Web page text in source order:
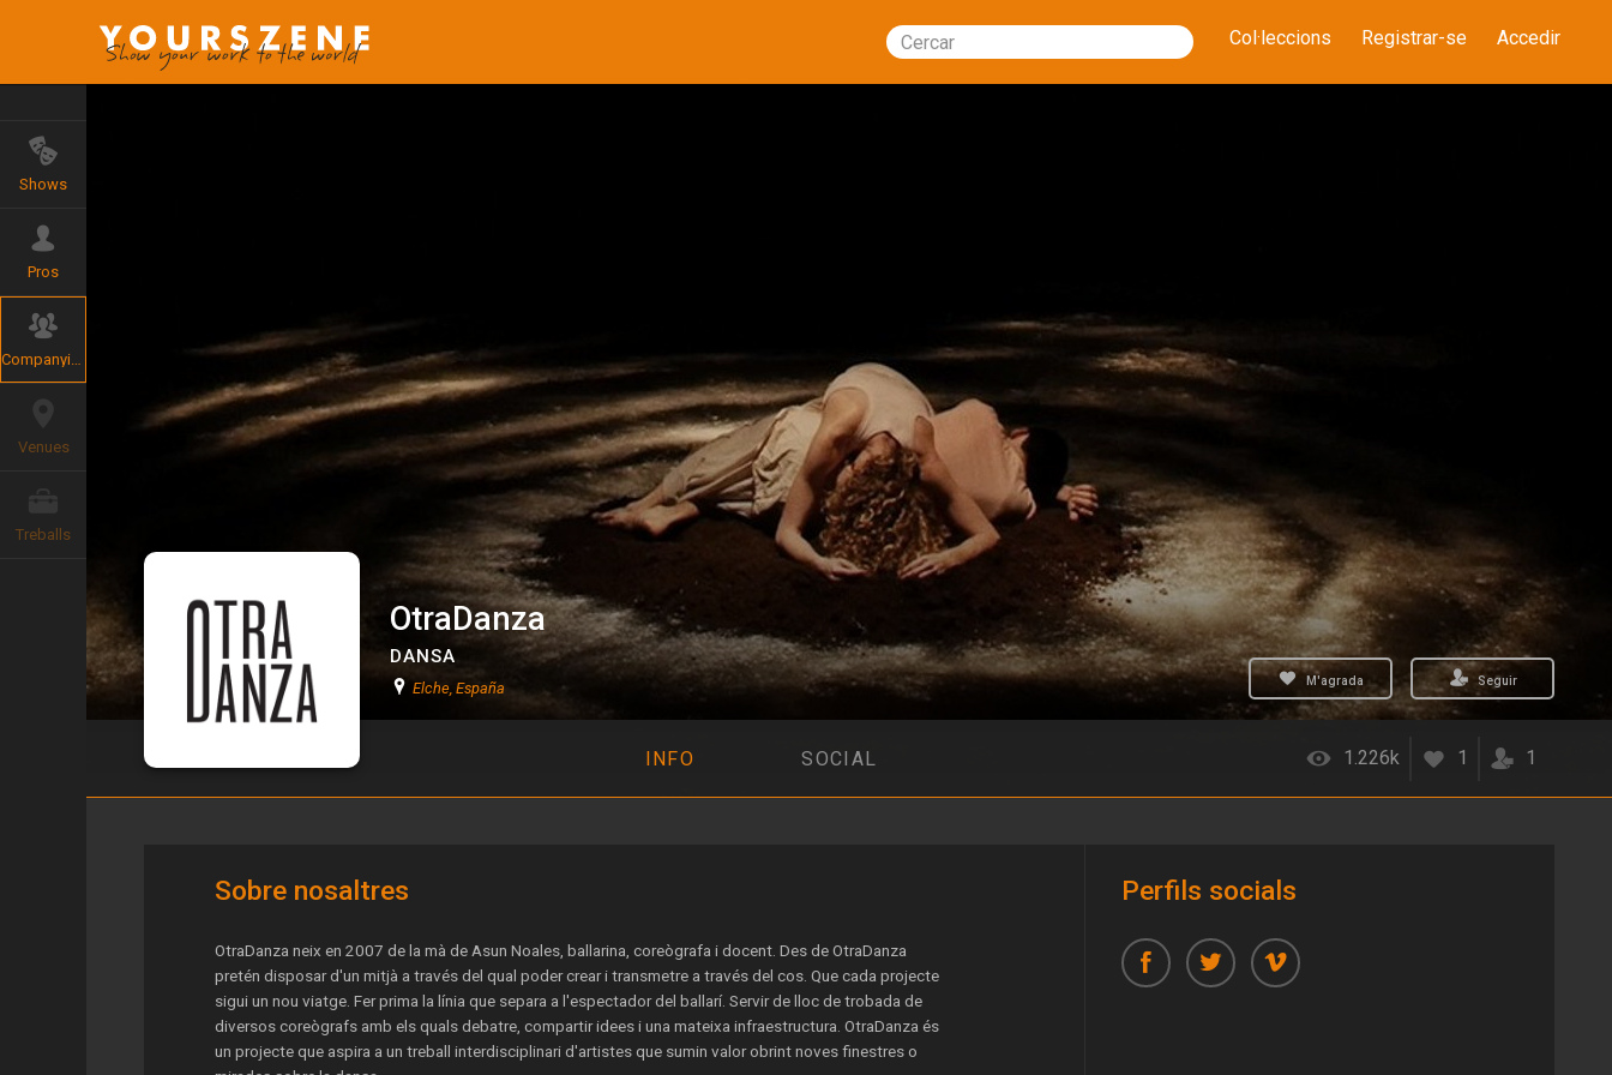
Cercar Col·leccions Registrar-se Accedir
Shows
Pros
Venues
Treballs
OtraDanza
DANSA
Elche, España M'agrada Seguir
INFO SOCIAL 1.226k 1 1
Sobre nosaltres
OtraDanza neix en 2007 de la mà de Asun Noales, ballarina, coreògrafa i docent. Des de OtraDanza
pretén disposar d'un mitjà a través del qual poder crear i transmetre a través del cos. Que cada projecte
sigui un nou viatge. Fer prima la línia que separa a l'espectador del ballarí. Servir de lloc de trobada de
diversos coreògrafs amb els quals debatre, compartir idees i una mateixa infraestructura. OtraDanza és
un projecte que aspira a un treball interdisciplinari d'artistes que sumin valor obrint noves finestres o
Perfils socials